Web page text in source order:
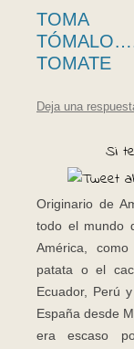
TOMATE
Deja una
Si
Originario de
todo el mundo
América,
patata o el
Ecuador, Perú
España desde
era escaso